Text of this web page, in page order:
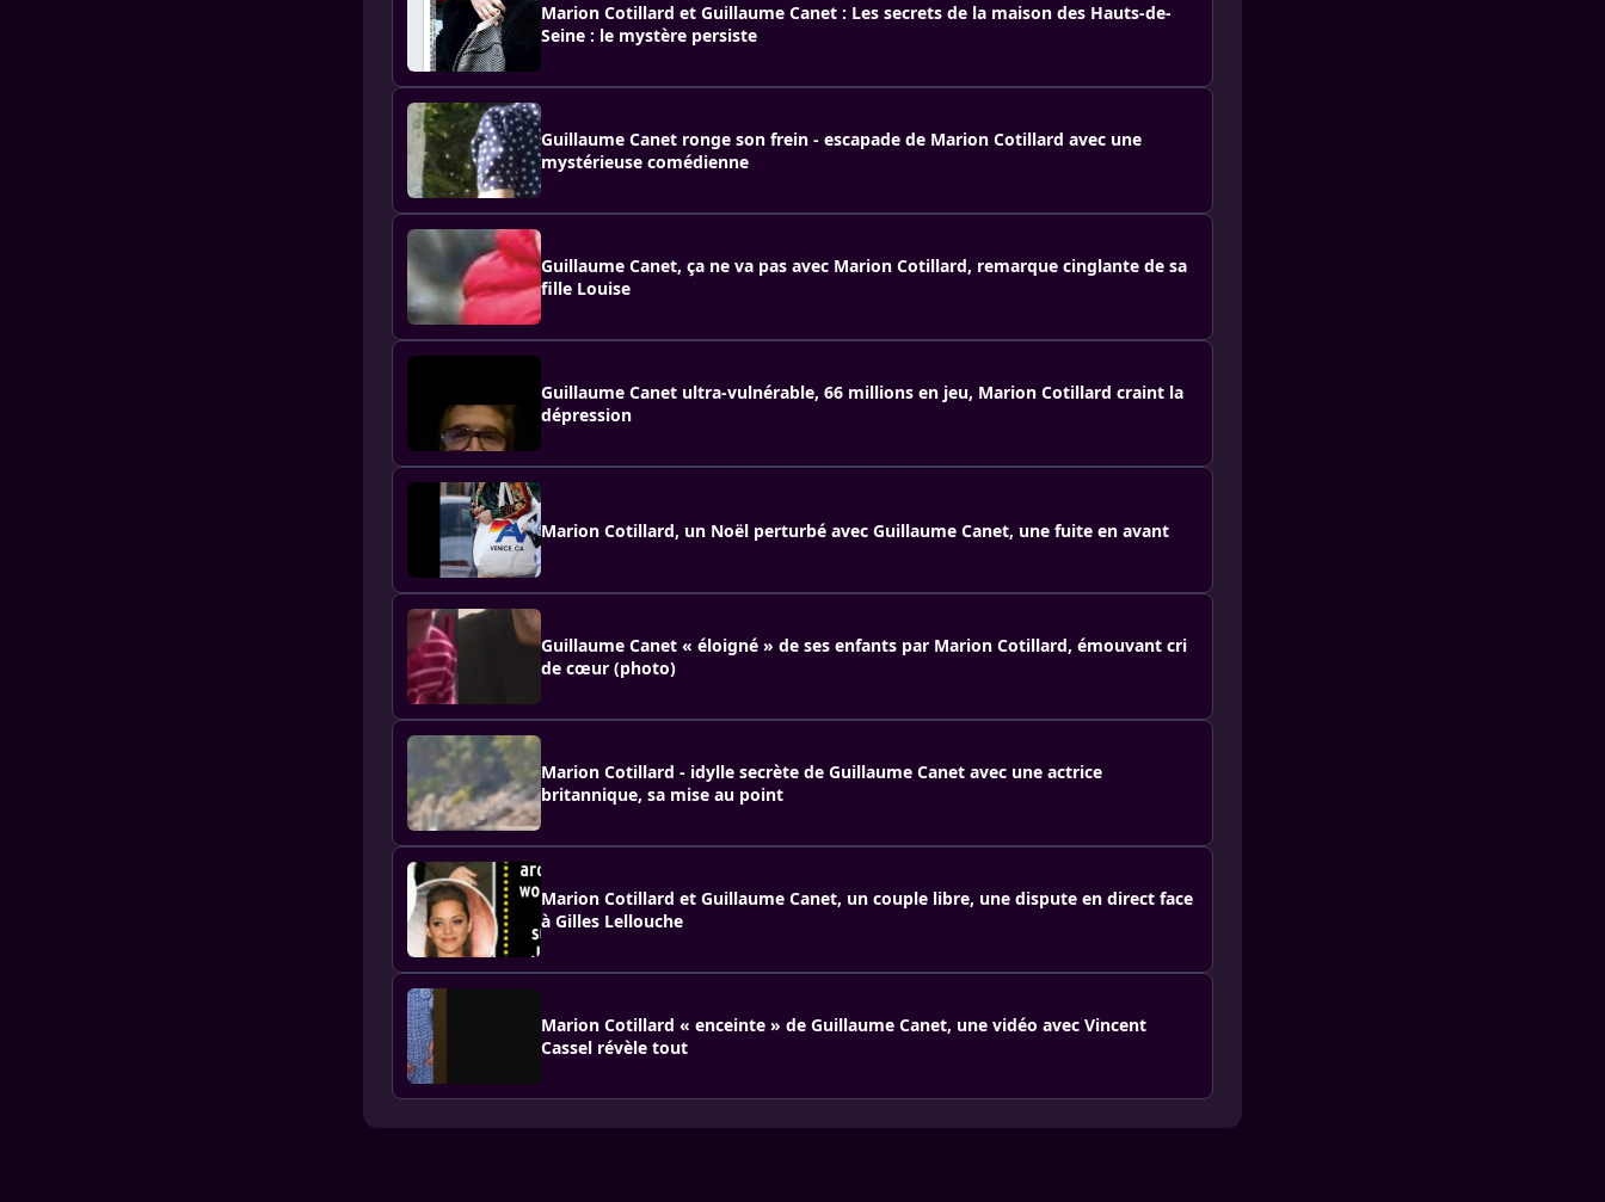
Marion Cotillard et Guillaume Canet : Les secrets de la maison des Hauts-de-
Seine : le mystère persiste
Guillaume Canet ronge son frein - escapade de Marion Cotillard avec une
mystérieuse comédienne
Guillaume Canet, ça ne va pas avec Marion Cotillard, remarque cinglante de sa
fille Louise
Guillaume Canet ultra-vulnérable, 66 millions en jeu, Marion Cotillard craint la
dépression
Marion Cotillard, un Noël perturbé avec Guillaume Canet, une fuite en avant
Guillaume Canet « éloigné » de ses enfants par Marion Cotillard, émouvant cri
de cœur (photo)
Marion Cotillard - idylle secrète de Guillaume Canet avec une actrice
britannique, sa mise au point
Marion Cotillard et Guillaume Canet, un couple libre, une dispute en direct face
à Gilles Lellouche
Marion Cotillard « enceinte » de Guillaume Canet, une vidéo avec Vincent
Cassel révèle tout